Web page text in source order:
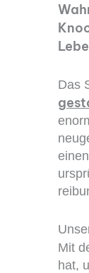
Das
Mit
hat,